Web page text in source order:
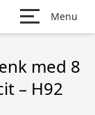
Menu
med 8
– H92